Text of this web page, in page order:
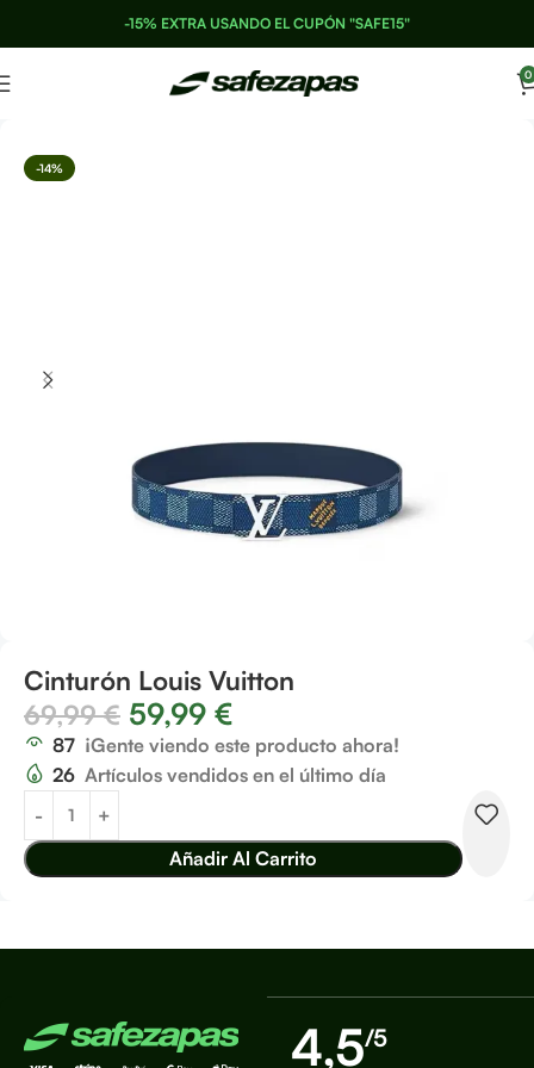
-15% EXTRA USANDO EL CUPÓN "SAFE15"
0
-14%
Cinturón Louis Vuitton
69,99€ 59,99 €
87 ¡Gente viendo este producto ahora!
26 Artículos vendidos en el último día
Añadir Al Carrito
4,5/5